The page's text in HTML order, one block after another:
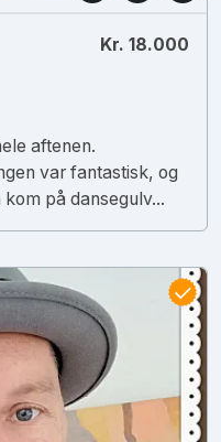
Kr. 18.000
aftenen.
var fantastisk, og
på dansegulv...